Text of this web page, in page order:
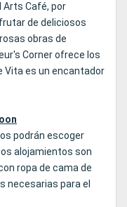
Arts Café, por
de deliciosos
obras de
Corner ofrece los
Vita es un encantador
podrán escoger
alojamientos son
ropa de cama de
necesarias para el